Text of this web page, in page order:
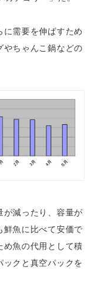
に需要を伸ばすため
やちゃんこ鍋などの
が減ったり、容量が
鮮魚に比べて安価で
め魚の代用として積
クと真空パックを